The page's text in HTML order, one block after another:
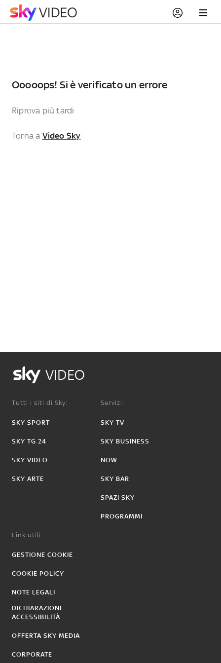
Ooooops! Si è verificato un errore
Riprova più tardi
Torna a Video Sky
VIDEO
Tutti i siti di Sky:
SKY SPORT
SKY TG 24
SKY VIDEO
SKY ARTE
Servizi:
SKY TV
SKY BUSINESS
NOW
SKY BAR
SPAZI SKY
PROGRAMMI
Link utili:
GESTIONE COOKIE
COOKIE POLICY
NOTE LEGALI
DICHIARAZIONE
ACCESSIBILITÀ
OFFERTA SKY MEDIA
CORPORATE